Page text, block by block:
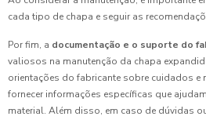
cada tipo de chapa e seguir as
Por fim, a documentação e o suporte do
valiosos na manutenção da chapa
orientações do fabricante sobre cuidados e
fornecer informações específicas que
material. Além disso, em caso de dúvidas